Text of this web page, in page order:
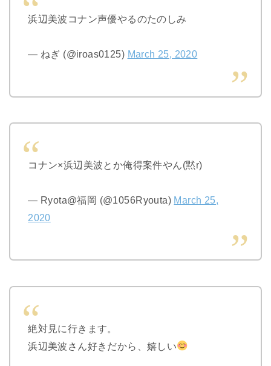
浜辺美波コナン声優やるのたのしみ
— ねぎ (@iroas0125) March 25, 2020
コナン×浜辺美波とか俺得案件やん(黙r)
— Ryota@福岡 (@1056Ryouta) March 25,
2020
絶対見に行きます。
浜辺美波さん好きだから、嬉しい